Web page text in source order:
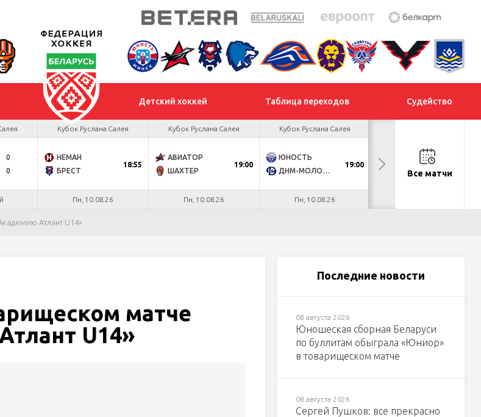
Детский хоккей Таблица переходов Судейство
0
0
Кубок Руслана Салея
НЕМАН
БРЕСТ
18:55
Пн, 10.08.26
Кубок Руслана Салея
АВИАТОР
ШАХТЕР
19:00
Пн, 10.08.26
Кубок Руслана Салея
ЮНОСТЬ
ДНМ-МОЛОДЕЧНО
19:00
Пн, 10.08.26
МОГИЛЕВ
МЕТАЛЛУРГ
Все матчи
Атлант U14»
матче
U14»
Последние новости
08 августа 2026
Юношеская сборная Беларуси
по буллитам обыграла «Юниор»
в товарищеском матче
08 августа 2026
Сергей Пушков: все прекрасно